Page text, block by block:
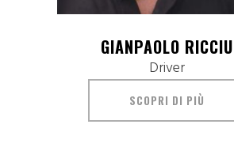
GIANPAOLO RICCIU
Driver
SCOPRI DI PIÙ